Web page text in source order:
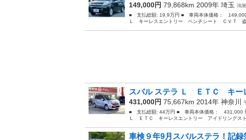
149,000円 79,868km 2009年 埼玉 鴻
■ 支払総額: 19.9万円 ■ 車両本体価格：
Ｌ キーレスエントリー ベンチシート ＣＶＴ
スバル ステラ Ｌ ＥＴＣ キー
431,000円 75,667km 2014年 神奈川
■ 支払総額: 44万円 ■ 車両本体価格：
Ｌ ＥＴＣ キーレスエントリー アイドリングス
車検９年9月スバルステラ！記